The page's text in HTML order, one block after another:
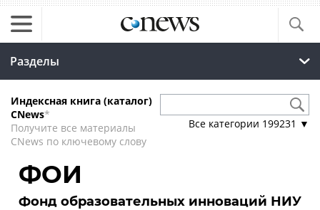
Разделы
Индексная книга (каталог)
CNews*
Получите все материалы
CNews по ключевому слову
Все категории 199231 ▼
ФОИ
Фонд образовательных инноваций НИУ